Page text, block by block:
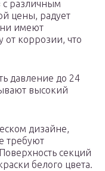
различным
цены, радует
имеют
коррозии, что
давление до 24
высокий
дизайне,
требуют
секций
белого цвета.